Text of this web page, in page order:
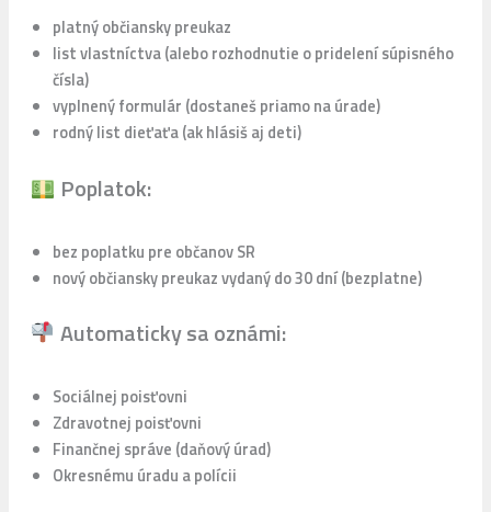
platný občiansky preukaz
list vlastníctva (alebo rozhodnutie o pridelení súpisného
čísla)
vyplnený formulár (dostaneš priamo na úrade)
rodný list dieťaťa (ak hlásiš aj deti)
Poplatok:
bez poplatku pre občanov SR
nový občiansky preukaz vydaný do 30 dní (bezplatne)
Automaticky sa oznámi:
Sociálnej poisťovni
Zdravotnej poisťovni
Finančnej správe (daňový úrad)
Okresnému úradu a polícii